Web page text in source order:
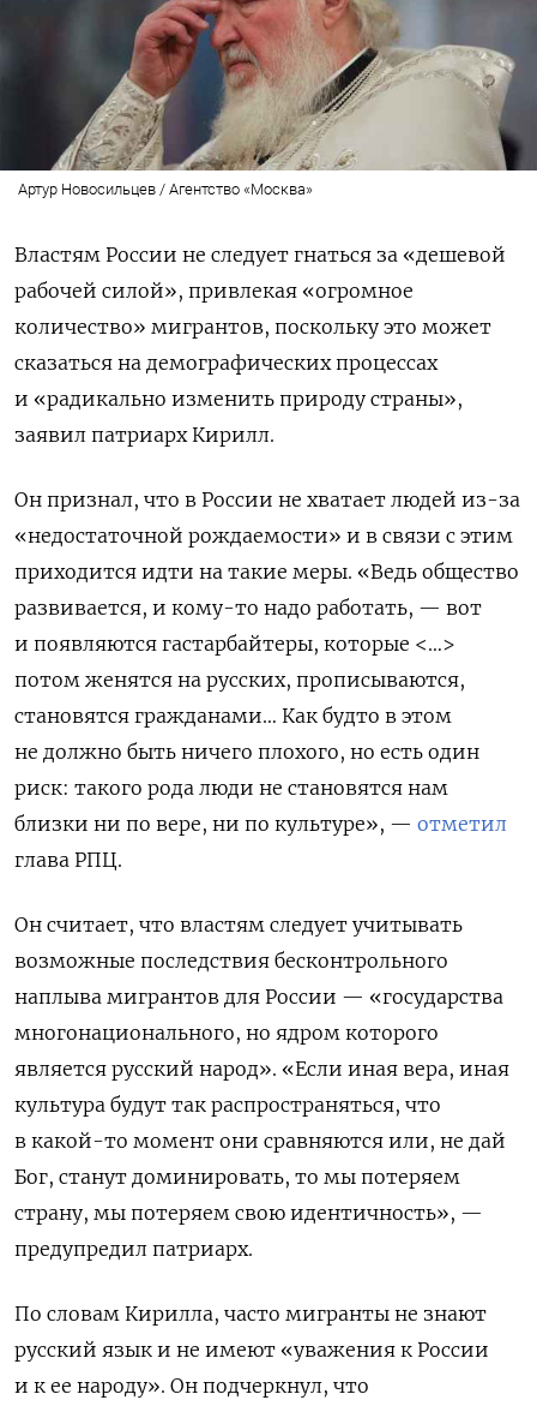
Артур Новосильцев / Агентство «Москва»
Властям России не следует гнаться за «дешевой
рабочей силой», привлекая «огромное
количество» мигрантов, поскольку это может
сказаться на демографических процессах
и «радикально изменить природу страны»,
заявил патриарх Кирилл.
Он признал, что в России не хватает людей из-за
«недостаточной рождаемости» и в связи с этим
приходится идти на такие меры. «Ведь общество
развивается, и кому-то надо работать, — вот
и появляются гастарбайтеры, которые <…>
потом женятся на русских, прописываются,
становятся гражданами… Как будто в этом
не должно быть ничего плохого, но есть один
риск: такого рода люди не становятся нам
близки ни по вере, ни по культуре», — отметил
глава РПЦ.
Он считает, что властям следует учитывать
возможные последствия бесконтрольного
наплыва мигрантов для России — «государства
многонационального, но ядром которого
является русский народ». «Если иная вера, иная
культура будут так распространяться, что
в какой-то момент они сравняются или, не дай
Бог, станут доминировать, то мы потеряем
страну, мы потеряем свою идентичность», —
предупредил патриарх.
По словам Кирилла, часто мигранты не знают
русский язык и не имеют «уважения к России
и к ее народу». Он подчеркнул, что